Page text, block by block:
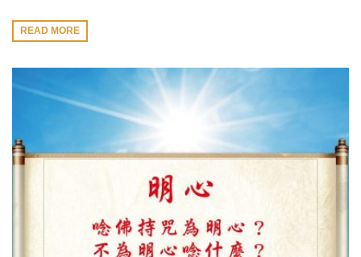
READ MORE